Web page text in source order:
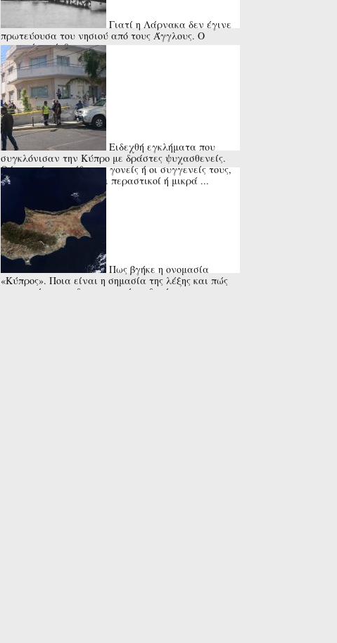
Γιατί η Λάρνακα δεν έγινε
πρωτεύουσα του νησιού από τους Άγγλους. Ο
«μοιραίος» άνθρωπος
Ειδεχθή εγκλήματα που
συγκλόνισαν την Κύπρο με δράστες ψυχασθενείς.
Θύματα ήταν οι ίδιοι οι γονείς ή οι συγγενείς τους,
αλλά και ανυποψίαστοι περαστικοί ή μικρά ...
Πως βγήκε η ονομασία
«Κύπρος». Ποια είναι η σημασία της λέξης και πώς
συναντώνται οι διαφορετικές εκδοχές